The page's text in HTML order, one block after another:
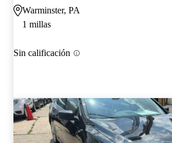
Warminster, PA
1 millas
Sin calificación